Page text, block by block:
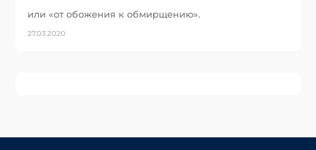
или «от обожения к обмирщению».
27.03.2020